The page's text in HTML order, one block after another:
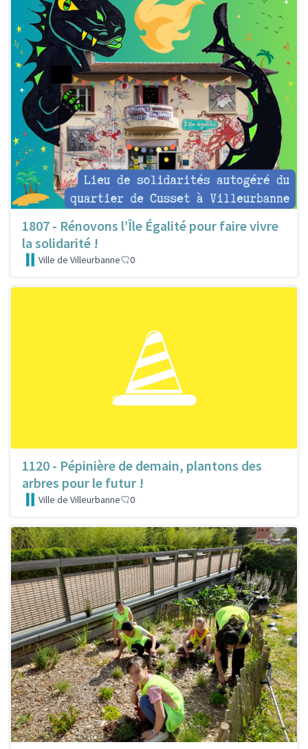
1807 - Rénovons l’Île Égalité pour faire vivre
la solidarité !
Ville de Villeurbanne 0
1120 - Pépinière de demain, plantons des
arbres pour le futur !
Ville de Villeurbanne 0